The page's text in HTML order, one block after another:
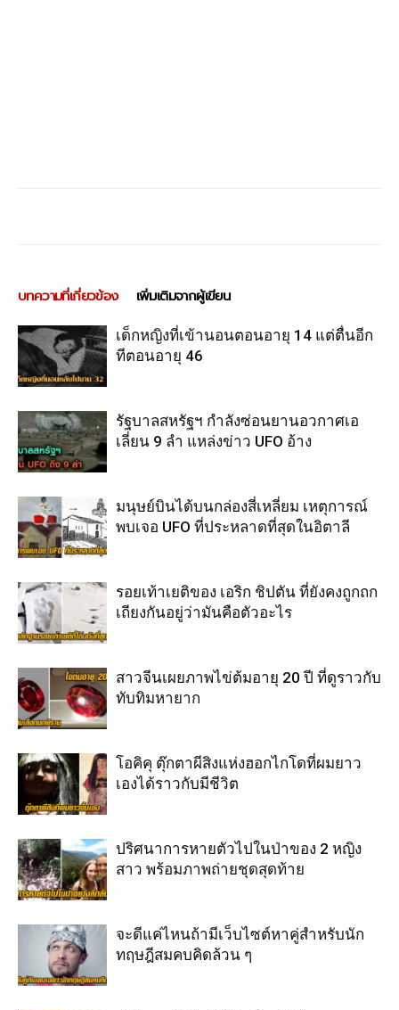
บทความที่เกี่ยวข้อง เพิ่มเติมจากผู้เขียน
เด็กหญิงที่เข้านอนตอนอายุ 14 แต่ตื่นอีก
ทีตอนอายุ 46
รัฐบาลสหรัฐฯ กำลังซ่อนยานอวกาศเอ
เลี่ยน 9 ลำ แหล่งข่าว UFO อ้าง
มนุษย์บินได้บนกล่องสี่เหลี่ยม เหตุการณ์
พบเจอ UFO ที่ประหลาดที่สุดในอิตาลี
รอยเท้าเยติของ เอริก ชิปตัน ที่ยังคงถูกถก
เถียงกันอยู่ว่ามันคือตัวอะไร
สาวจีนเผยภาพไข่ต้มอายุ 20 ปี ที่ดูราวกับ
ทับทิมหายาก
โอคิคุ ตุ๊กตาผีสิงแห่งฮอกไกโดที่ผมยาว
เองได้ราวกับมีชีวิต
ปริศนาการหายตัวไปในป่าของ 2 หญิง
สาว พร้อมภาพถ่ายชุดสุดท้าย
จะดีแค่ไหนถ้ามีเว็บไซต์หาคู่สำหรับนัก
ทฤษฎีสมคบคิดล้วน ๆ